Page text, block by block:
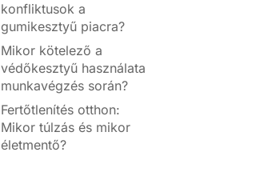
konfliktusok a
gumikesztyű piacra?
Mikor kötelező a
védőkesztyű használata
munkavégzés során?
Fertőtlenítés otthon:
Mikor túlzás és mikor
életmentő?